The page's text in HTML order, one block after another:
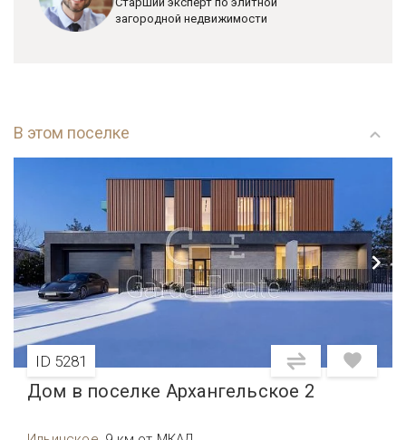
загородной недвижимости
В этом поселке
ID 5281
Дом в поселке Архангельское 2